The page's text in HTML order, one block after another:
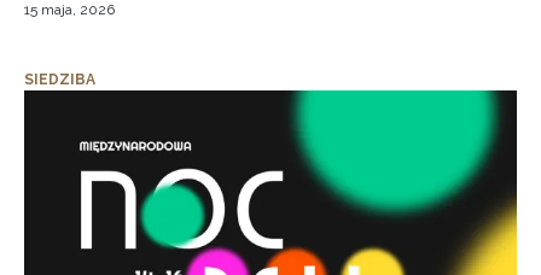
15 maja, 2026
SIEDZIBA